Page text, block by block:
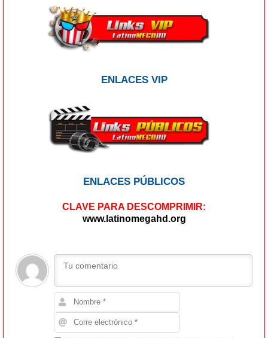
ENLACES VIP
ENLACES PÚBLICOS
CLAVE PARA DESCOMPRIMIR:
www.latinomegahd.org